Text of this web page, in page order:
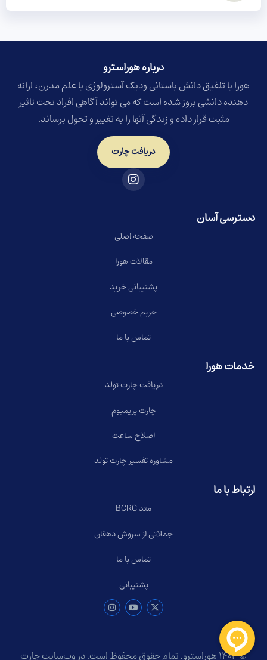
درباره هوراسترو​
هورا با تلفیق دانش باستانی ودیک آسترولوژی با علم مدرن، ارائه
دهنده دانشی بروز شده است که می تواند آگاهی افراد تحت تاثیر
مثبت قرار داده و زندگی آنها را به تغییر و تحول برساند.
دریافت چارت
دسترسی آسان
صفحه اصلی
مقالات هورا
پشتیبانی خرید
حریم خصوصی
تماس با ما
خدمات هورا
دریافت چارت تولد
چارت پریمیوم
اصلاح ساعت
مشاوره تفسیر چارت تولد
ارتباط با ما
متد BCRC
جملاتی از سروش دهقان
تماس با ما
پشتیبانی
© ۱۴۰۴ هوراسترو. تمام حقوق محفوظ است. در وب‌سایت چارت